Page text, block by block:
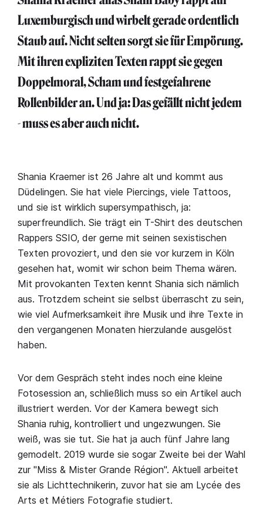
Luxemburgisch und wirbelt gerade ordentlich
Staub auf. Nicht selten sorgt sie für Empörung.
Mit ihren expliziten Texten rappt sie gegen
Doppelmoral, Scham und festgefahrene
Rollenbilder an. Und ja: Das gefällt nicht jedem
- muss es aber auch nicht.
Shania Kraemer ist 26 Jahre alt und kommt aus
Düdelingen. Sie hat viele Piercings, viele Tattoos,
und sie ist wirklich supersympathisch, ja:
superfreundlich. Sie trägt ein T-Shirt des deutschen
Rappers SSIO, der gerne mit seinen sexistischen
Texten provoziert, und den sie vor kurzem in Köln
gesehen hat, womit wir schon beim Thema wären.
Mit provokanten Texten kennt Shania sich nämlich
aus. Trotzdem scheint sie selbst überrascht zu sein,
wie viel Aufmerksamkeit ihre Musik und ihre Texte in
den vergangenen Monaten hierzulande ausgelöst
haben.
Vor dem Gespräch steht indes noch eine kleine
Fotosession an, schließlich muss so ein Artikel auch
illustriert werden. Vor der Kamera bewegt sich
Shania ruhig, kontrolliert und ungezwungen. Sie
weiß, was sie tut. Sie hat ja auch fünf Jahre lang
gemodelt. 2019 wurde sie sogar Zweite bei der Wahl
zur "Miss & Mister Grande Région". Aktuell arbeitet
sie als Lichttechnikerin, zuvor hat sie am Lycée des
Arts et Métiers Fotografie studiert.